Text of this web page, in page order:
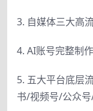
3. 自媒体三大高
4. AI账号完整制
5. 五大平台底层
书/视频号/公众号/